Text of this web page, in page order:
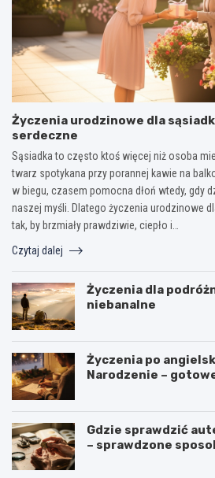
Życzenia urodzinowe dla
serdeczne
Sąsiadka to często ktoś więcej niż osoba
twarz spotykana przy porannej kawie na
w biegu, czasem pomocna dłoń wtedy, gdy
naszej myśli. Dlatego życzenia urodzinowe
tak, by brzmiały prawdziwie, ciepło i…
Czytaj dalej
Życzenia dla
niebanalne
Życzenia po
Narodzenie –
Gdzie sprawdzić
– sprawdzone